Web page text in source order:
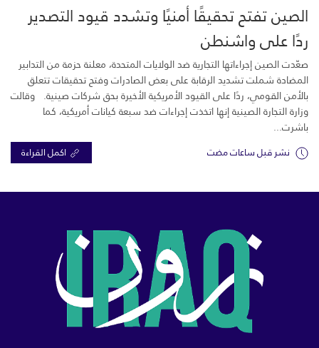
الصين تفتح تحقيقًا أمنيًا وتشدد قيود التصدير
ردًا على واشنطن
صعّدت الصين إجراءاتها التجارية ضد الولايات المتحدة، معلنة حزمة من التدابير
المضادة شملت تشديد الرقابة على بعض الصادرات وفتح تحقيقات تتعلق
بالأمن القومي، ردًا على القيود الأمريكية الأخيرة بحق شركات صينية. وقالت
وزارة التجارة الصينية إنها اتخذت إجراءات ضد سبعة كيانات أمريكية، كما
باشرت...
نشر قبل ساعات مضت اكمل القراءة